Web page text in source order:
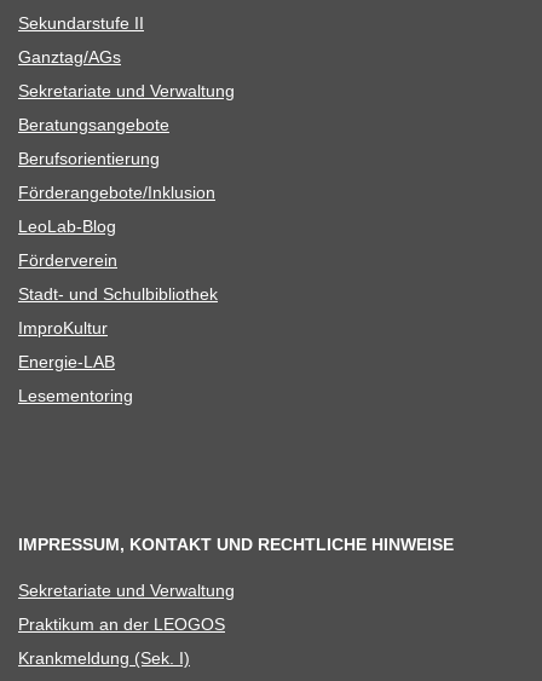
Sekun­dar­stufe II
Ganztag/​​AGs
Sekre­ta­riate und Verwaltung
Bera­tungs­an­ge­bote
Berufs­ori­en­tie­rung
Förderangebote/​​Inklusion
Leo­Lab-Blog
För­der­ver­ein
Stadt- und Schulbibliothek
Impro­Kul­tur
Ener­­gie-LAB
Lese­men­to­ring
IMPRESSUM, KONTAKT UND RECHTLICHE HINWEISE
Sekre­ta­riate und Verwaltung
Prak­ti­kum an der LEOGOS
Krank­mel­dung (Sek. I)